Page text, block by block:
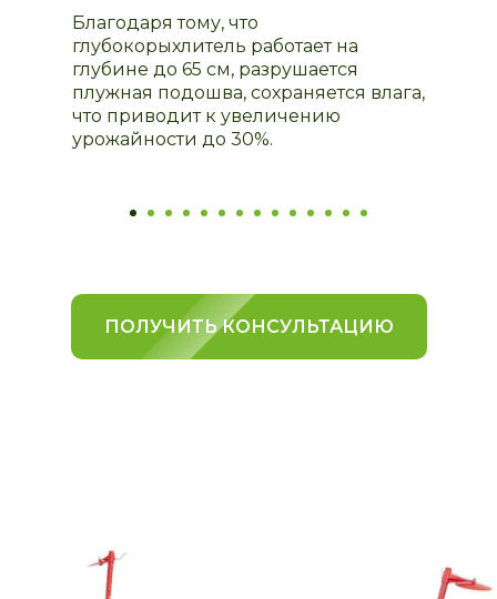
Благодаря тому, что
глубокорыхлитель работает на
глубине до 65 см, разрушается
плужная подошва, сохраняется влага,
что приводит к увеличению
урожайности до 30%.
ПОЛУЧИТЬ КОНСУЛЬТАЦИЮ